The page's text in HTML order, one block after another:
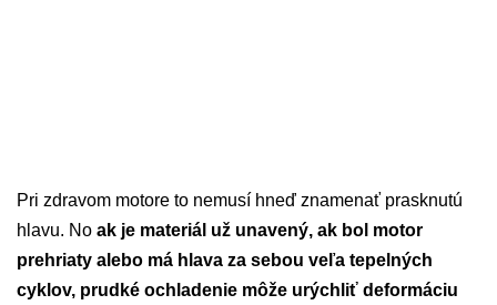
Pri zdravom motore to nemusí hneď znamenať prasknutú
hlavu. No ak je materiál už unavený, ak bol motor
prehriaty alebo má hlava za sebou veľa tepelných
cyklov, prudké ochladenie môže urýchliť deformáciu